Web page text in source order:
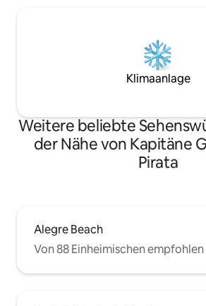
Klimaanlage
Weitere beliebte
der Nähe von Kapitäne
Pirata
Alegre Beach
Von 88 Einheimischen empfohlen